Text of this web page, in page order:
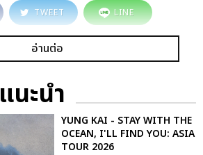
TWEET LINE
อ่านต่อ
แนะนำ
YUNG KAI - STAY WITH THE
OCEAN, I'LL FIND YOU: ASIA
TOUR 2026